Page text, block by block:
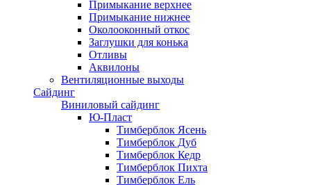
Примыкание верхнее
Примыкание нижнее
Околооконный откос
Заглушки для конька
Отливы
Аквилоны
Вентиляционные выходы
Сайдинг
Виниловый сайдинг
Ю-Пласт
Тимберблок Ясень
Тимберблок Дуб
Тимберблок Кедр
Тимберблок Пихта
Тимберблок Ель